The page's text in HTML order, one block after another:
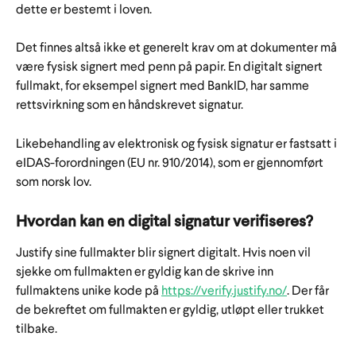
dette er bestemt i loven.
Det finnes altså ikke et generelt krav om at dokumenter må
være fysisk signert med penn på papir. En digitalt signert
fullmakt, for eksempel signert med BankID, har samme
rettsvirkning som en håndskrevet signatur.
Likebehandling av elektronisk og fysisk signatur er fastsatt i
eIDAS-forordningen (EU nr. 910/2014), som er gjennomført
som norsk lov.
Hvordan kan en digital signatur verifiseres?
Justify sine fullmakter blir signert digitalt. Hvis noen vil
sjekke om fullmakten er gyldig kan de skrive inn
fullmaktens unike kode på https://verify.justify.no/. Der får
de bekreftet om fullmakten er gyldig, utløpt eller trukket
tilbake.